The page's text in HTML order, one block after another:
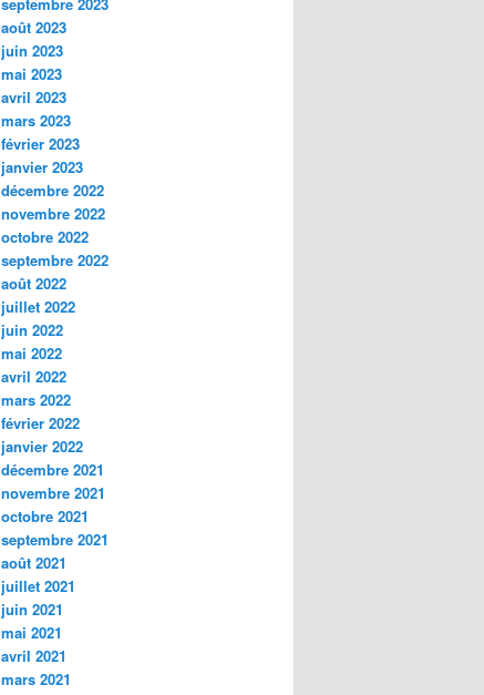
août 2023
juin 2023
mai 2023
avril 2023
mars 2023
février 2023
janvier 2023
décembre 2022
novembre 2022
octobre 2022
septembre 2022
août 2022
juillet 2022
juin 2022
mai 2022
avril 2022
mars 2022
février 2022
janvier 2022
décembre 2021
novembre 2021
octobre 2021
septembre 2021
août 2021
juillet 2021
juin 2021
mai 2021
avril 2021
mars 2021